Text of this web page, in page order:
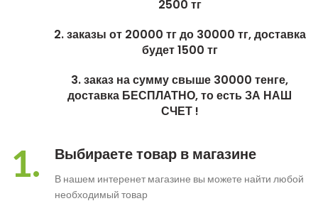
2500 тг
2. заказы от 20000 тг до 30000 тг, доставка
будет 1500 тг
3. заказ на сумму свыше 30000 тенге,
доставка БЕСПЛАТНО, то есть ЗА НАШ
СЧЕТ !
1. Выбираете товар в магазине
В нашем интеренет магазине вы можете найти любой
необходимый товар